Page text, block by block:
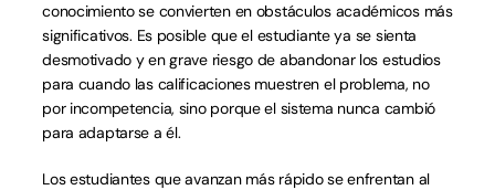
conocimiento se convierten en obstáculos académicos más
significativos. Es posible que el estudiante ya se sienta
desmotivado y en grave riesgo de abandonar los estudios
para cuando las calificaciones muestren el problema, no
por incompetencia, sino porque el sistema nunca cambió
para adaptarse a él.
Los estudiantes que avanzan más rápido se enfrentan al